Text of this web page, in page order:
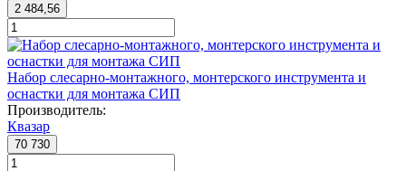
2 484,56
Набор слесарно-монтажного, монтерского инструмента и
оснастки для монтажа СИП
Производитель:
Квазар
70 730